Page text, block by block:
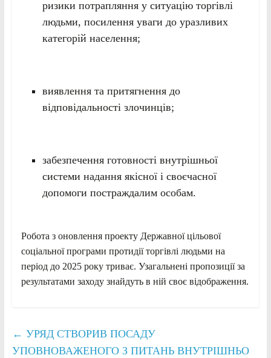
ризики потрапляння у ситуацію торгівлі
людьми, посилення уваги до уразливих
категорій населення;
виявлення та притягнення до
відповідальності злочинців;
забезпечення готовності внутрішньої
системи надання якісної і своєчасної
допомоги постраждалим особам.
Робота з оновлення проекту Державної цільової
соціальної програми протидії торгівлі людьми на
період до 2025 року триває. Узагальнені пропозиції за
результатами заходу знайдуть в ній своє відображення.
← УРЯД СТВОРИВ ПОСАДУ
УПОВНОВАЖЕНОГО З ПИТАНЬ ВНУТРІШНЬО